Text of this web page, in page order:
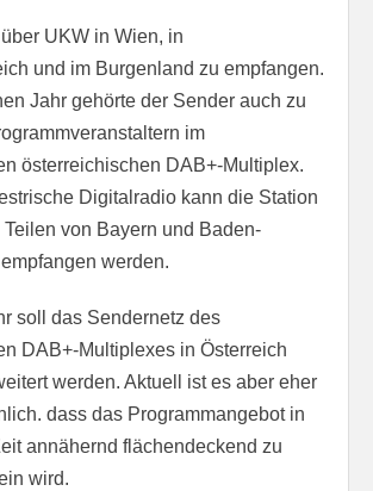
UKW in Wien, in
und im Burgenland zu empfangen.
Jahr gehörte der Sender auch zu
im
österreichischen DAB+-Multiplex.
Digitalradio kann die Station
von Bayern und Baden-
werden.
soll das Sendernetz des
DAB+-Multiplexes in Österreich
werden. Aktuell ist es aber eher
dass das Programmangebot in
annähernd flächendeckend zu
wird.